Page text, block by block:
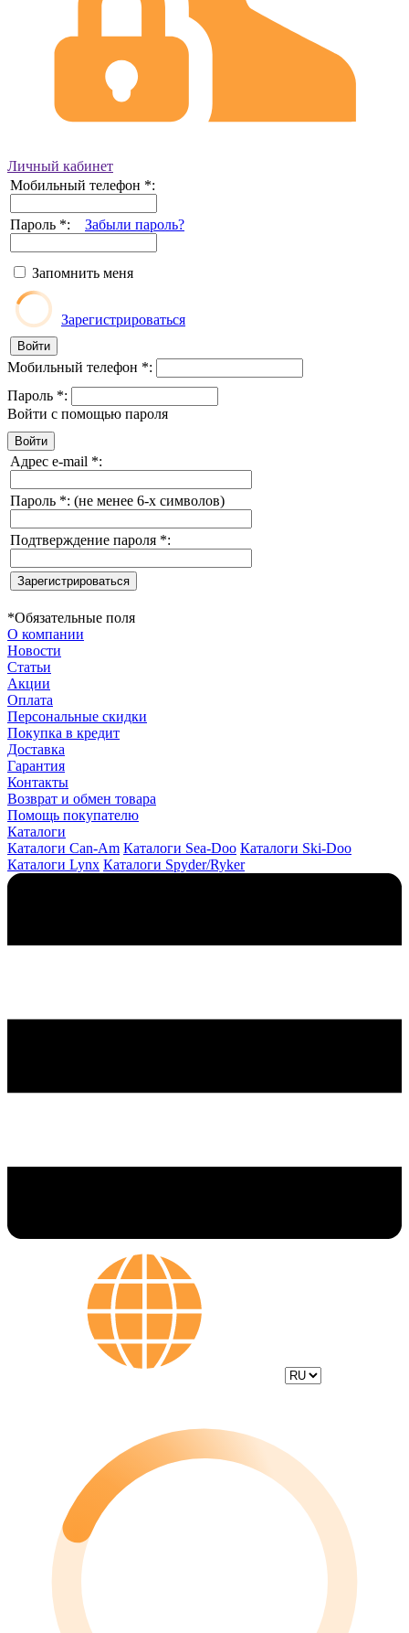
Личный кабинет
Мобильный телефон *:
Пароль *: Забыли пароль?
Запомнить меня
Зарегистрироваться
Мобильный телефон *:
Пароль *:
Войти с помощью пароля
Адрес e-mail *:
Пароль *: (не менее 6-х символов)
Подтверждение пароля *:
*Обязательные поля
О компании
Новости
Статьи
Акции
Оплата
Персональные скидки
Покупка в кредит
Доставка
Гарантия
Контакты
Возврат и обмен товара
Помощь покупателю
Каталоги
Каталоги Can-Am Каталоги Sea-Doo Каталоги Ski-Doo
Каталоги Lynx Каталоги Spyder/Ryker